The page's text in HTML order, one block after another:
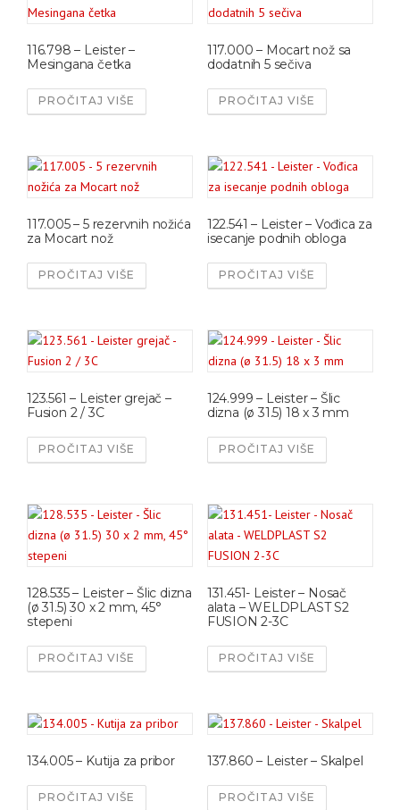
116.798 – Leister –
Mesingana četka
PROČITAJ VIŠE
117.000 – Mocart nož sa
dodatnih 5 sečiva
PROČITAJ VIŠE
117.005 – 5 rezervnih nožića
za Mocart nož
PROČITAJ VIŠE
122.541 – Leister – Vođica za
isecanje podnih obloga
PROČITAJ VIŠE
123.561 – Leister grejač –
Fusion 2 / 3C
PROČITAJ VIŠE
124.999 – Leister – Šlic
dizna (ø 31.5) 18 x 3 mm
PROČITAJ VIŠE
128.535 – Leister – Šlic dizna
(ø 31.5) 30 x 2 mm, 45°
stepeni
PROČITAJ VIŠE
131.451- Leister – Nosač
alata – WELDPLAST S2
FUSION 2-3C
PROČITAJ VIŠE
134.005 – Kutija za pribor
PROČITAJ VIŠE
137.860 – Leister – Skalpel
PROČITAJ VIŠE